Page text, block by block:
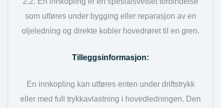
som utføres under bygging eller reparasjon av en
oljeledning og direkte kobler hovedrøret til en gren.
Tilleggsinformasjon:
En innkopling kan utføres enten under driftstrykk
eller med full trykkavlastning i hovedledningen. Den